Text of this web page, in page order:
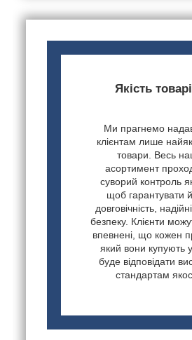
Якість
Ми прагнемо
клієнтам лише
товари. Весь
асортимент
суворий контроль
щоб гарантувати
довговічність,
безпеку. Клієнти
впевнені, що кожен
який вони купують
буде відповідати
стандартам